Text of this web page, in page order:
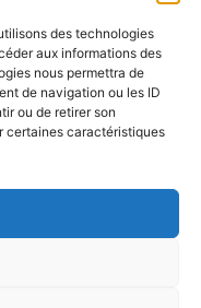
des technologies
aux informations des
nous permettra de
de navigation ou les ID
ou de retirer son
certaines caractéristiques
générales